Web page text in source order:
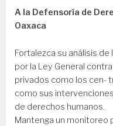
A la Defensoría de
Oaxaca
Fortalezca su análisis
por la Ley General
privados como los cen-
como sus
de derechos humanos.
Mantenga un